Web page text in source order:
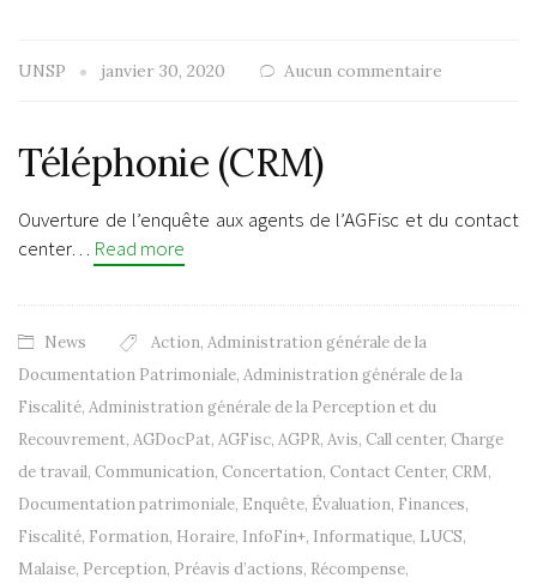
UNSP janvier 30, 2020 Aucun commentaire
Téléphonie (CRM)
Ouverture de l’enquête aux agents de l’AGFisc et du contact
center… Read more
News Action, Administration générale de la
Documentation Patrimoniale, Administration générale de la
Fiscalité, Administration générale de la Perception et du
Recouvrement, AGDocPat, AGFisc, AGPR, Avis, Call center, Charge
de travail, Communication, Concertation, Contact Center, CRM,
Documentation patrimoniale, Enquête, Évaluation, Finances,
Fiscalité, Formation, Horaire, InfoFin+, Informatique, LUCS,
Malaise, Perception, Préavis d’actions, Récompense,